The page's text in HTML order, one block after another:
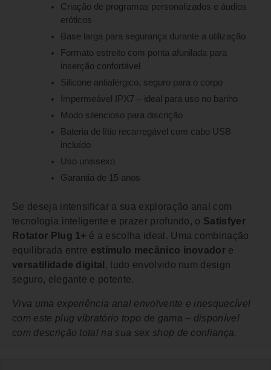
Criação de programas personalizados e áudios
eróticos
Base larga para segurança durante a utilização
Formato estreito com ponta afunilada para
inserção confortável
Silicone antialérgico, seguro para o corpo
Impermeável IPX7 – ideal para uso no banho
Modo silencioso para discrição
Bateria de lítio recarregável com cabo USB
incluído
Uso unissexo
Garantia de 15 anos
Se deseja intensificar a sua exploração anal com
tecnologia inteligente e prazer profundo, o Satisfyer
Rotator Plug 1+ é a escolha ideal. Uma combinação
equilibrada entre estímulo mecânico inovador e
versatilidade digital , tudo envolvido num design
seguro, elegante e potente.
Viva uma experiência anal envolvente e inesquecível
com este plug vibratório topo de gama – disponível
com descrição total na sua sex shop de confiança.